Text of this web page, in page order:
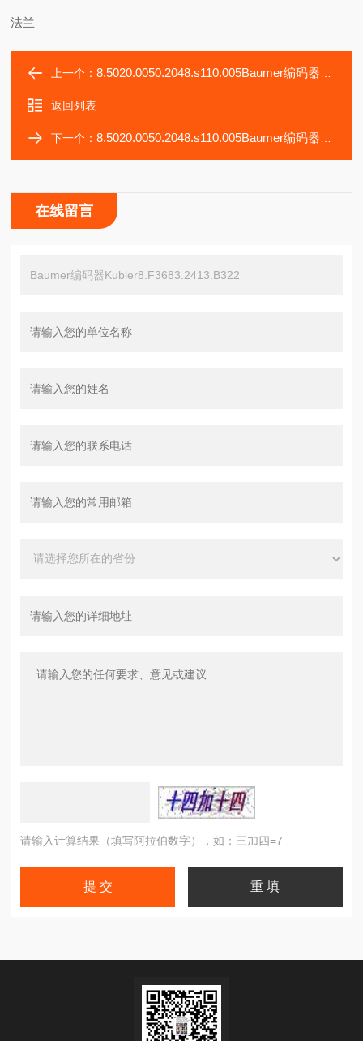
法兰
上一个：8.5020.0050.2048.s110.005Baumer编码器Kubler8.F5883.5624.G723
返回列表
下一个：8.5020.0050.2048.s110.005Baumer编码器Kubler8.F5883.6412.C723
在线留言
请输入计算结果（填写阿拉伯数字），如：三加四=7